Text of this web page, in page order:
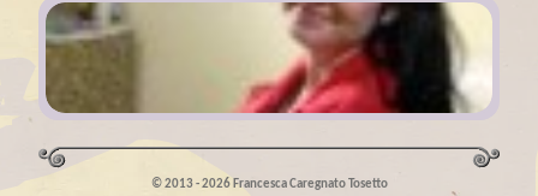
Acerca de mi
© 2013 - 2026 Francesca Caregnato Tosetto